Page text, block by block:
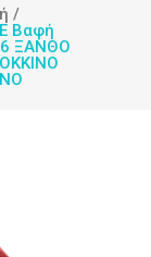
/
Βαφή
ΞΑΝΘΟ